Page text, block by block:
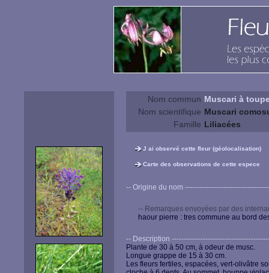
Nom commun Muscari à
Nom scientifique Muscari
Famille Liliacées
J ai observé cette fleur (géolocalisation)
Carte des observations de cette espece
-- Origine du nom
-- Remarques envoyées par des
haour pierre : tres commune au bord
-- Description
Plante de 30 à 50 cm, à odeur de musc.
Longue grappe de 15 à 30 cm.
Les fleurs fertiles, espacées, vert-olivâtre